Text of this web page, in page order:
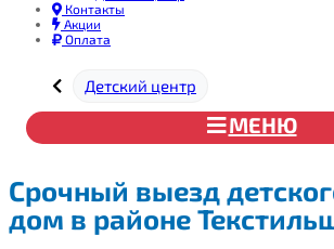
Контакты
Акции
Оплата
Детский центр
МЕНЮ
Срочный выезд
дом в районе